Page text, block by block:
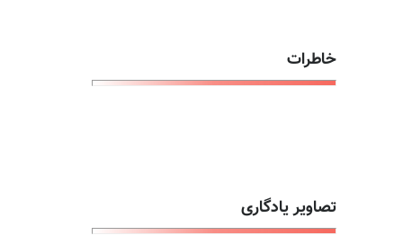
خاطرات
تصاویر یادگاری